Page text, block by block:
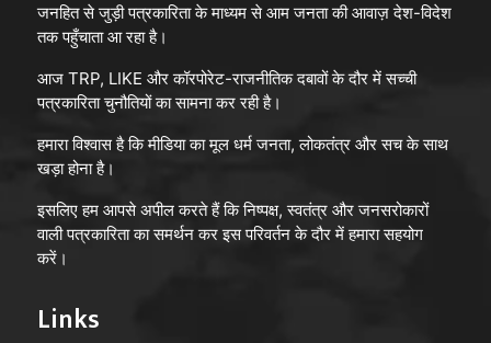
जनहित से जुड़ी पत्रकारिता के माध्यम से आम जनता की आवाज़ देश-विदेश
तक पहुँचाता आ रहा है।
आज TRP, LIKE और कॉरपोरेट-राजनीतिक दबावों के दौर में सच्ची
पत्रकारिता चुनौतियों का सामना कर रही है।
हमारा विश्वास है कि मीडिया का मूल धर्म जनता, लोकतंत्र और सच के साथ
खड़ा होना है।
इसलिए हम आपसे अपील करते हैं कि निष्पक्ष, स्वतंत्र और जनसरोकारों
वाली पत्रकारिता का समर्थन कर इस परिवर्तन के दौर में हमारा सहयोग
करें।
Links